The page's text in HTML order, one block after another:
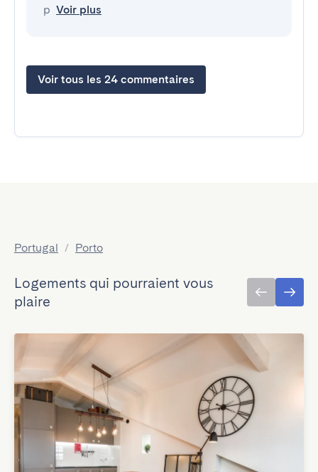
p Voir plus
Voir tous les 24 commentaires
Portugal / Porto
Logements qui pourraient vous
plaire